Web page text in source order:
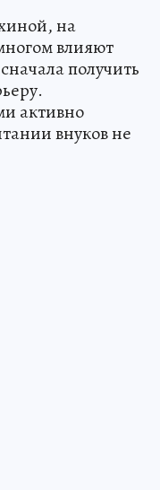
на
влияют
получить
активно
внуков не